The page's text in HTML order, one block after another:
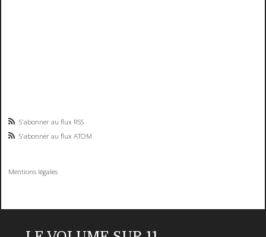
S'abonner au flux RSS
S'abonner au flux ATOM
Mentions légales